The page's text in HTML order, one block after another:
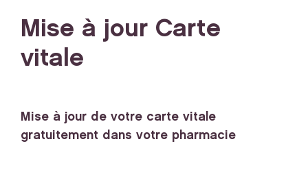
Mise à jour Carte
vitale
Mise à jour de votre carte vitale
gratuitement dans votre pharmacie